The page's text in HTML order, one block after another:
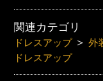
関連カテゴリ
ドレスアップ ＞ 外
ドレスアップ